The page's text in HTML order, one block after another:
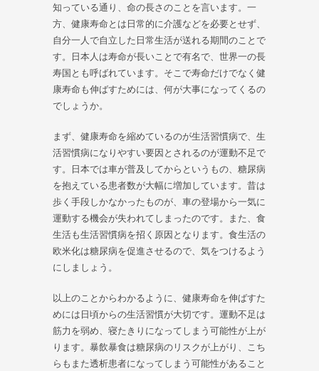
知っている通り、命の長さのことを言います。一
方、健康寿命とは日常的に介護などを必要とせず、
自分一人で自立した日常生活が送れる期間のことで
す。日本人は寿命が長いことで有名で、世界一の長
寿国とも呼ばれています。そこで寿命だけでなく健
康寿命も伸ばすためには、何が大事になってくるの
でしょうか。
まず、健康寿命を縮めているのが生活習慣病で、生
活習慣病になりやすい要因とされるのが運動不足で
す。日本では車が普及してからというもの、糖尿病
を抱えている患者数が大幅に増加しています。昔は
歩く手段しかなかったものが、車の登場から一気に
運動する機会が失われてしまったのです。また、食
生活も生活習慣病を招く原因となります。食生活の
欧米化は糖尿病を促進させるので、気をつけるよう
にしましょう。
以上のことからわかるように、健康寿命を伸ばすた
めには日頃からの生活習慣が大切です。運動不足は
筋力を弱め、寝たきりになってしまう可能性が上が
ります。暴飲暴食は糖尿病のリスクが上がり、こち
らもまた透析患者になってしまう可能性があること